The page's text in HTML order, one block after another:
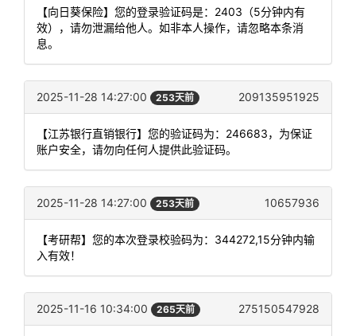
【向日葵保险】您的登录验证码是：2403（5分钟内有
效），请勿泄漏给他人。如非本人操作，请忽略本条消
息。
2025-11-28 14:27:00 253天前 209135951925
【江苏银行直销银行】您的验证码为：246683，为保证
账户安全，请勿向任何人提供此验证码。
2025-11-28 14:27:00 253天前 10657936
【考研帮】您的本次登录校验码为：344272,15分钟内输
入有效！
2025-11-16 10:34:00 265天前 275150547928